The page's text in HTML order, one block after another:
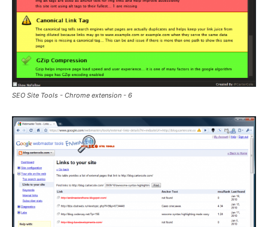
SEO Site Tools - Chrome extension - 6